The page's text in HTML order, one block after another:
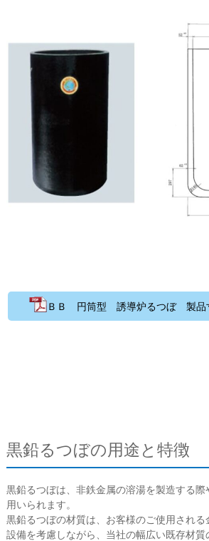
ＢＢ 円筒型 誘導炉るつぼ 製品
黒鉛るつぼの用途と特徴
黒鉛るつぼは、非鉄金属の溶湯を製造する際
用いられます。
黒鉛るつぼの材質は、お客様のご使用され
設備を考慮しながら、当社の幅広い既存材